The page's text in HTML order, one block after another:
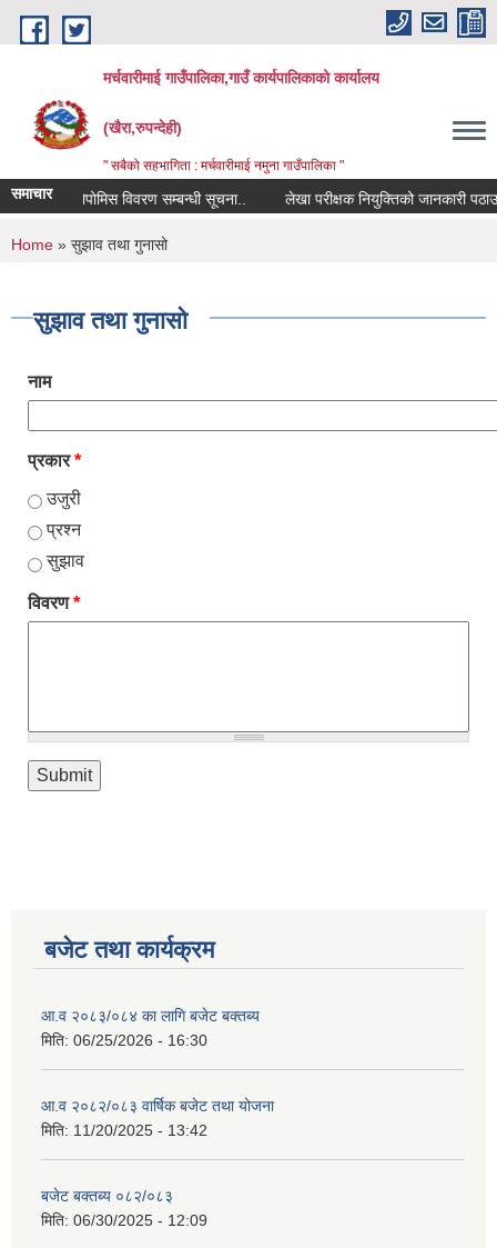
Skip to main content
मर्चवारीमाई गाउँपालिका,गाउँ कार्यपालिकाको कार्यालय
(खैरा,रुपन्देही)
" सबैको सहभागिता : मर्चवारीमाई नमुना गाउँपालिका "
समाचारकोपोमिस विवरण सम्बन्धी सूचना.. लेखा परीक्षक नियुक्तिको जानकारी पठाउने
You are here
Home » सुझाव तथा गुनासो
सुझाव तथा गुनासो
नाम
प्रकार*
उजुरी
प्रश्न
सुझाव
विवरण*
बजेट तथा कार्यक्रम
आ.व २०८३/०८४ का लागि बजेट बक्तब्य
मिति: 06/25/2026 - 16:30
आ.व २०८२/०८३ वार्षिक बजेट तथा योजना
मिति: 11/20/2025 - 13:42
बजेट बक्तब्य ०८२/०८३
मिति: 06/30/2025 - 12:09